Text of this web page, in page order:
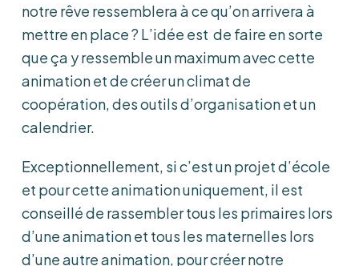
notre rêve ressemblera à ce qu’on arrivera à
mettre en place ? L’idée est de faire en sorte
que ça y ressemble un maximum avec cette
animation et de créer un climat de
coopération, des outils d’organisation et un
calendrier.
Exceptionnellement, si c’est un projet d’école
et pour cette animation uniquement, il est
conseillé de rassembler tous les primaires lors
d’une animation et tous les maternelles lors
d’une autre animation, pour créer notre